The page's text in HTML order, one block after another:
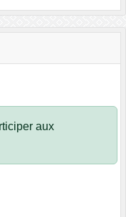
aux